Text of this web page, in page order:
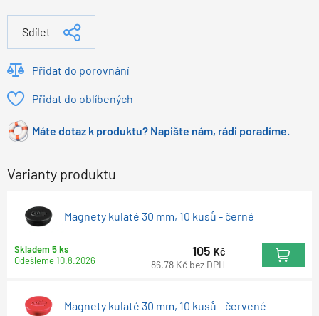
Sdílet
Přidat do porovnání
Přidat do oblíbených
Máte dotaz k produktu? Napište nám, rádi poradíme.
Varianty produktu
Magnety kulaté 30 mm, 10 kusů - černé
Skladem 5 ks
Odešleme10.8.2026
105 Kč
86,78 Kč bez DPH
Magnety kulaté 30 mm, 10 kusů - červené